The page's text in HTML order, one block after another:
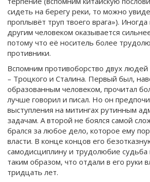
сидеть на берегу реки, то можно
проплывёт труп твоего врага»).
другим человеком оказывается
потому что её носитель более
противники.
Вспомним противоборство двух людей
– Троцкого и Сталина. Первый был,
образованным человеком, прочитал
лучше говорил и писал. Но он
выступления на митингах рутинным
задачам. А второй не боялся самой
брался за любое дело, которое ему
власти. В конце концов его
самодисциплину и трудолюбие
таким образом, что отдали в его руки
тридцать лет.